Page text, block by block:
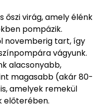
őszi virág, amely élénk
pompázik.
novemberig tart, így
vágyunk.
alacsonyabb,
magasabb (akár 80-
amelyek remekül
előterében.